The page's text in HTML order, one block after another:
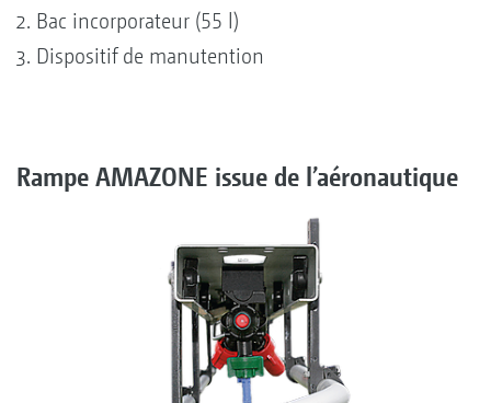
Bac incorporateur (55 l)
Dispositif de manutention
Rampe AMAZONE issue de l’aéronautique